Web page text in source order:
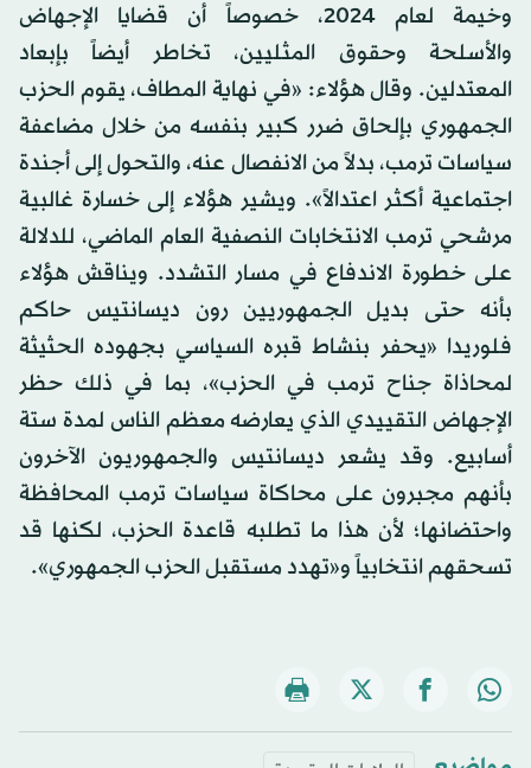
وخيمة لعام 2024، خصوصاً أن قضايا الإجهاض
والأسلحة وحقوق المثليين، تخاطر أيضاً بإبعاد
المعتدلين. وقال هؤلاء: «في نهاية المطاف، يقوم الحزب
الجمهوري بإلحاق ضرر كبير بنفسه من خلال مضاعفة
سياسات ترمب، بدلاً من الانفصال عنه، والتحول إلى أجندة
اجتماعية أكثر اعتدالاً». ويشير هؤلاء إلى خسارة غالبية
مرشحي ترمب الانتخابات النصفية العام الماضي، للدلالة
على خطورة الاندفاع في مسار التشدد. ويناقش هؤلاء
بأنه حتى بديل الجمهوريين رون ديسانتيس حاكم
فلوريدا «يحفر بنشاط قبره السياسي بجهوده الحثيثة
لمحاذاة جناح ترمب في الحزب»، بما في ذلك حظر
الإجهاض التقييدي الذي يعارضه معظم الناس لمدة ستة
أسابيع. وقد يشعر ديسانتيس والجمهوريون الآخرون
بأنهم مجبرون على محاكاة سياسات ترمب المحافظة
واحتضانها؛ لأن هذا ما تطلبه قاعدة الحزب، لكنها قد
تسحقهم انتخابياً و«تهدد مستقبل الحزب الجمهوري».